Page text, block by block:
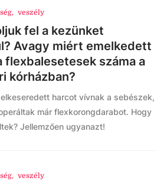
, veszély
fel a kezünket
Avagy miért emelkedett
flexbalesetesek száma a
kórházban?
harcot vívnak a sebészek,
már flexkorongdarabot. Hogy
Jellemzően ugyanazt!
, veszély